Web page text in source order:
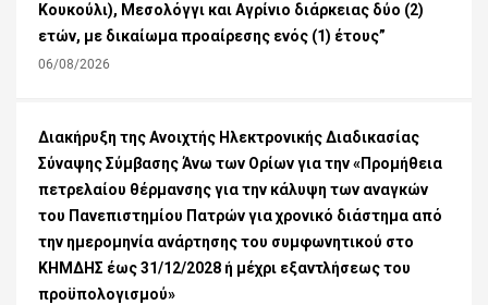
Κουκούλι), Μεσολόγγι και Αγρίνιο διάρκειας δύο (2)
ετών, με δικαίωμα προαίρεσης ενός (1) έτους”
06/08/2026
Διακήρυξη της Ανοιχτής Ηλεκτρονικής Διαδικασίας
Σύναψης Σύμβασης Άνω των Ορίων για την «Προμήθεια
πετρελαίου θέρμανσης για την κάλυψη των αναγκών
του Πανεπιστημίου Πατρών για χρονικό διάστημα από
την ημερομηνία ανάρτησης του συμφωνητικού στο
ΚΗΜΔΗΣ έως 31/12/2028 ή μέχρι εξαντλήσεως του
προϋπολογισμού»